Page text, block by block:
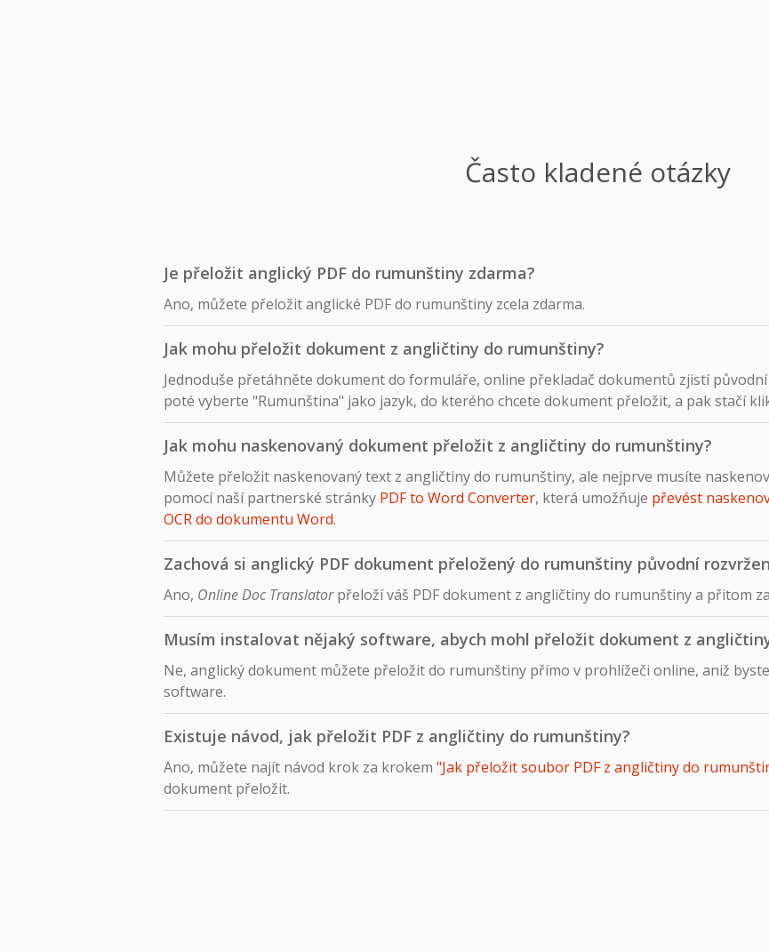
Často kladené otázky
Je přeložit anglický PDF do rumunštiny zdarma?
Ano, můžete přeložit anglické PDF do rumunštiny zcela zdarma.
Jak mohu přeložit dokument z angličtiny do rumunštiny?
Jednoduše přetáhněte dokument do formuláře, online překladač dokumentů zjistí
poté vyberte "Rumunština" jako jazyk, do kterého chcete dokument přeložit, a pak stačí
Jak mohu naskenovaný dokument přeložit z angličtiny do rumunštiny?
Můžete přeložit naskenovaný text z angličtiny do rumunštiny, ale nejprve musíte
pomocí naší partnerské stránky PDF to Word Converter, která umožňuje převést
OCR do dokumentu Word.
Zachová si anglický PDF dokument přeložený do rumunštiny původní
Ano, Online Doc Translatorpřeloží váš PDF dokument z angličtiny do rumunštiny a přitom
Musím instalovat nějaký software, abych mohl přeložit dokument z
Ne, anglický dokument můžete přeložit do rumunštiny přímo v prohlížeči online, aniž
software.
Existuje návod, jak přeložit PDF z angličtiny do rumunštiny?
Ano, můžete najít návod krok za krokem "Jak přeložit soubor PDF z angličtiny do
dokument přeložit.